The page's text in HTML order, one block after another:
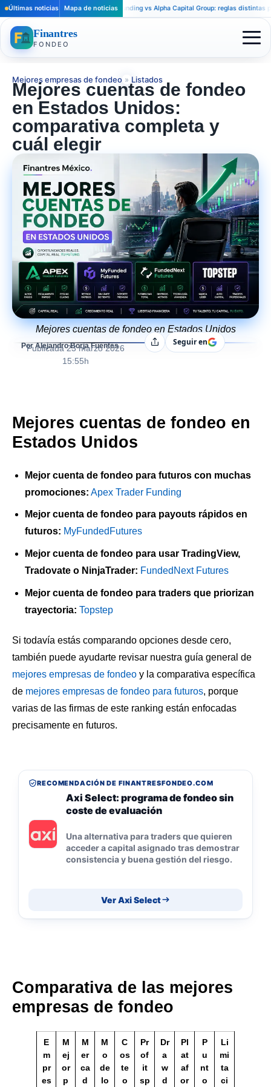
Últimas noticias Mapa de noticias
Apex Trader Funding vs Alpha Capital Group: reglas distintas para
Finantres
FONDEO
Mejores empresas de fondeo » Listados
Mejores cuentas de fondeo
en Estados Unidos:
comparativa completa y
cuál elegir
Mejores cuentas de fondeo en Estados Unidos
Por Alejandro Borja Fuentes
Publicada 23 marzo 2026
15:55h
CompartirSeguir en
Mejores cuentas de fondeo en
Estados Unidos
Mejor cuenta de fondeo para futuros con muchas
promociones: Apex Trader Funding
Mejor cuenta de fondeo para payouts rápidos en
futuros: MyFundedFutures
Mejor cuenta de fondeo para usar TradingView,
Tradovate o NinjaTrader: FundedNext Futures
Mejor cuenta de fondeo para traders que priorizan
trayectoria: Topstep
Si todavía estás comparando opciones desde cero,
también puede ayudarte revisar nuestra guía general de
mejores empresas de fondeo y la comparativa específica
de mejores empresas de fondeo para futuros, porque
varias de las firmas de este ranking están enfocadas
precisamente en futuros.
RECOMENDACIÓN DE FINANTRESFONDEO.COM
Axi Select: programa de fondeo sin
coste de evaluación
Una alternativa para traders que quieren
acceder a capital asignado tras demostrar
consistencia y buena gestión del riesgo.
Ver Axi Select
Comparativa de las mejores
empresas de fondeo
E
m
pr
es
M
ej
or
p
M
er
ca
d
M
o
de
lo
C
os
te
o
Pr
of
it
sp
Dr
a
w
d
Pl
at
af
or
P
u
nt
o
Li
mi
ta
ci